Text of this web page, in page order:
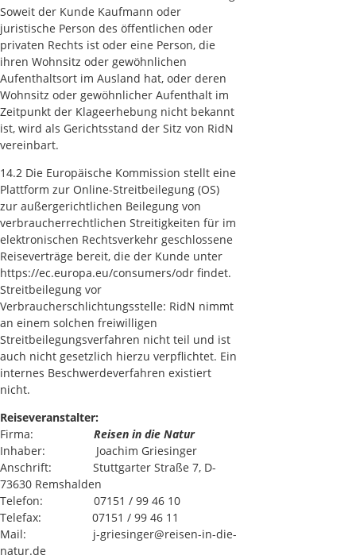
Soweit der Kunde Kaufmann oder
juristische Person des öffentlichen oder
privaten Rechts ist oder eine Person, die
ihren Wohnsitz oder gewöhnlichen
Aufenthaltsort im Ausland hat, oder deren
Wohnsitz oder gewöhnlicher Aufenthalt im
Zeitpunkt der Klageerhebung nicht bekannt
ist, wird als Gerichtsstand der Sitz von RidN
vereinbart.
14.2 Die Europäische Kommission stellt eine
Plattform zur Online-Streitbeilegung (OS)
zur außergerichtlichen Beilegung von
verbraucherrechtlichen Streitigkeiten für im
elektronischen Rechtsverkehr geschlossene
Reiseverträge bereit, die der Kunde unter
https://ec.europa.eu/consumers/odr findet.
Streitbeilegung vor
Verbraucherschlichtungsstelle: RidN nimmt
an einem solchen freiwilligen
Streitbeilegungsverfahren nicht teil und ist
auch nicht gesetzlich hierzu verpflichtet. Ein
internes Beschwerdeverfahren existiert
nicht.
Reiseveranstalter:
Firma: Reisen in die Natur
Inhaber: Joachim Griesinger
Anschrift: Stuttgarter Straße 7, D-
73630 Remshalden
Telefon: 07151 / 99 46 10
Telefax: 07151 / 99 46 11
Mail: j-griesinger@reisen-in-die-
natur.de